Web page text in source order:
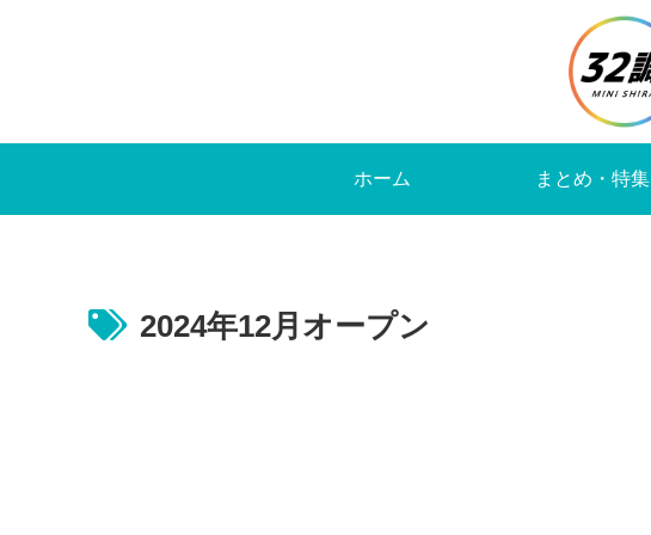
ホーム まとめ・特集
2024年12月オープン